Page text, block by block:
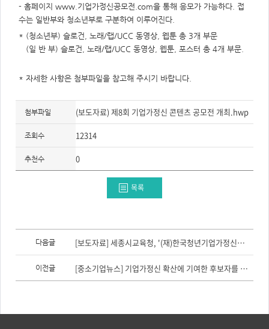
유
형
- 홈페이지 www.기업가정신공모전.com을 통해 응모가 가능하다. 접
수는 일반부와 청소년부로 구분하여 이루어진다.
* (청소년부) 슬로건, 노래/랩/UCC 동영상, 웹툰 총 3개 부문
(일 반 부) 슬로건, 노래/랩/UCC 동영상, 웹툰, 포스터 총 4개 부문.
* 자세한 사항은 첨부파일을 참고해 주시기 바랍니다.
첨부파일 (보도자료) 제8회 기업가정신 콘텐츠 공모전 개최.hwp
조회수 12314
추천수 0
목록
이
다
다음글 [보도자료] 세종시교육청, '(재)한국청년기업가정신재단'과 업무협약 체결
이전글 [중소기업뉴스] 기업가정신 확산에 기여한 후보자를 찾습니다